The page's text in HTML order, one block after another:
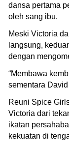
dansa pertama
oleh sang ibu.
Meski Victoria
langsung,
dengan
“Membawa
sementara
Reuni Spice
Victoria dari
ikatan
kekuatan di